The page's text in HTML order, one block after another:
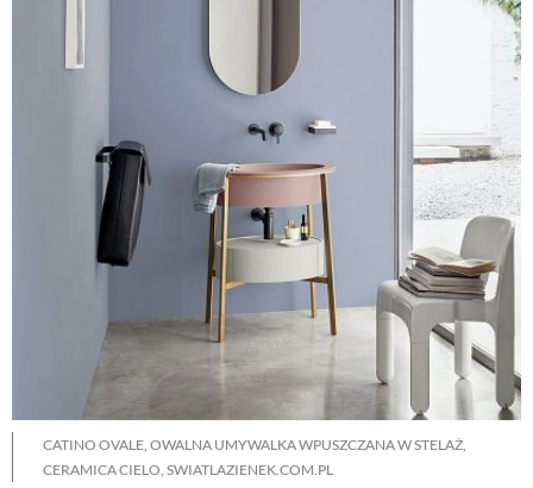
CATINO OVALE, OWALNA UMYWALKA WPUSZCZANA W STELAŻ,
CERAMICA CIELO, SWIATLAZIENEK.COM.PL